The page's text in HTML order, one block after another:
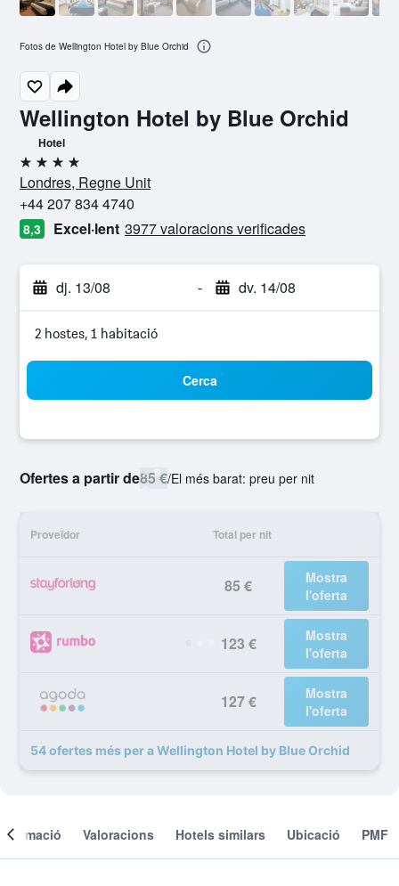
Wellington Hotel by Blue Orchid
Hotel
4 estrelles
Londres, Regne Unit
+44 207 834 4740
8,3 Excel·lent 3977 valoracions verificades
dj. 13/08 - dv. 14/08
2 hostes, 1 habitació
Cerca
Ofertes a partir de85 €/El més barat: preu per nit
Proveïdor Total per nit
85 €
Mostra
l'oferta
123 €
Mostra
l'oferta
127 €
Mostra
l'oferta
54 ofertes més per a Wellington Hotel by Blue Orchid
Fotos de Wellington Hotel by Blue Orchid
Valoracions Hotels similars Ubicació PMF